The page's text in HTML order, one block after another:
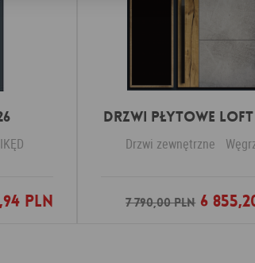
PLN
DRZWI PŁYTOWE
Drzwi zewnętrzne
7 790,00 PLN6
Dodaj do